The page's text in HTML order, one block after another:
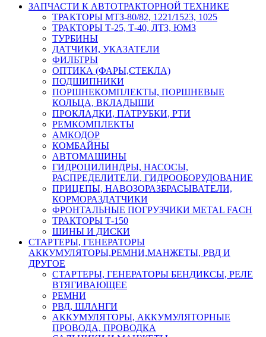
ЗАПЧАСТИ К АВТОТРАКТОРНОЙ ТЕХНИКЕ
ТРАКТОРЫ МТЗ-80/82, 1221/1523, 1025
ТРАКТОРЫ Т-25, Т-40, ЛТЗ, ЮМЗ
ТУРБИНЫ
ДАТЧИКИ, УКАЗАТЕЛИ
ФИЛЬТРЫ
ОПТИКА (ФАРЫ,СТЕКЛА)
ПОДШИПНИКИ
ПОРШНЕКОМПЛЕКТЫ, ПОРШНЕВЫЕ
КОЛЬЦА, ВКЛАДЫШИ
ПРОКЛАДКИ, ПАТРУБКИ, РТИ
РЕМКОМПЛЕКТЫ
АМКОДОР
КОМБАЙНЫ
АВТОМАШИНЫ
ГИДРОЦИЛИНДРЫ, НАСОСЫ,
РАСПРЕДЕЛИТЕЛИ, ГИДРООБОРУДОВАНИЕ
ПРИЦЕПЫ, НАВОЗОРАЗБРАСЫВАТЕЛИ,
КОРМОРАЗДАТЧИКИ
ФРОНТАЛЬНЫЕ ПОГРУЗЧИКИ METAL FACH
ТРАКТОРЫ Т-150
ШИНЫ И ДИСКИ
СТАРТЕРЫ, ГЕНЕРАТОРЫ
АККУМУЛЯТОРЫ,РЕМНИ,МАНЖЕТЫ, РВД И
ДРУГОЕ
СТАРТЕРЫ, ГЕНЕРАТОРЫ БЕНДИКСЫ, РЕЛЕ
ВТЯГИВАЮЩЕЕ
РЕМНИ
РВД, ШЛАНГИ
АККУМУЛЯТОРЫ, АККУМУЛЯТОРНЫЕ
ПРОВОДА, ПРОВОДКА